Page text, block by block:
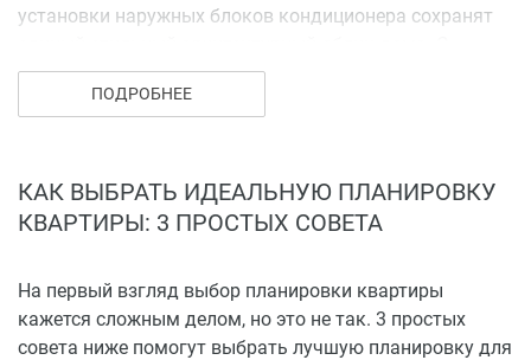
установки наружных блоков кондиционера сохранят
верхних этажей в солнечную погоду можно
рассмотреть очертания гор Большого Кавказа.
На расстоянии нескольких минут находятся
крупнейшие торгово-развлекательные центры: «СБС
«Галактика», крупные фитнес–центры, скверы и парки.
За пять минут можно доехать до детских садов и
школ, в том числе Гимназии № 88.
ПОДРОБНЕЕ
КАК ВЫБРАТЬ ИДЕАЛЬНУЮ ПЛАНИРОВКУ
КВАРТИРЫ: 3 ПРОСТЫХ СОВЕТА
На первый взгляд выбор планировки квартиры
кажется сложным делом, но это не так. 3 простых
совета ниже помогут выбрать лучшую планировку для